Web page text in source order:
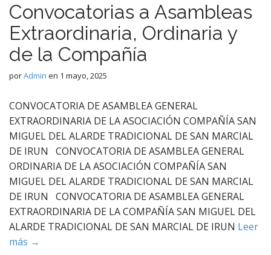
Convocatorias a Asambleas
Extraordinaria, Ordinaria y
de la Compañía
porAdmin en 1 mayo, 2025
CONVOCATORIA DE ASAMBLEA GENERAL
EXTRAORDINARIA DE LA ASOCIACIÓN COMPAÑÍA SAN
MIGUEL DEL ALARDE TRADICIONAL DE SAN MARCIAL
DE IRUN CONVOCATORIA DE ASAMBLEA GENERAL
ORDINARIA DE LA ASOCIACIÓN COMPAÑÍA SAN
MIGUEL DEL ALARDE TRADICIONAL DE SAN MARCIAL
DE IRUN CONVOCATORIA DE ASAMBLEA GENERAL
EXTRAORDINARIA DE LA COMPAÑÍA SAN MIGUEL DEL
ALARDE TRADICIONAL DE SAN MARCIAL DE IRUN Leer
más →